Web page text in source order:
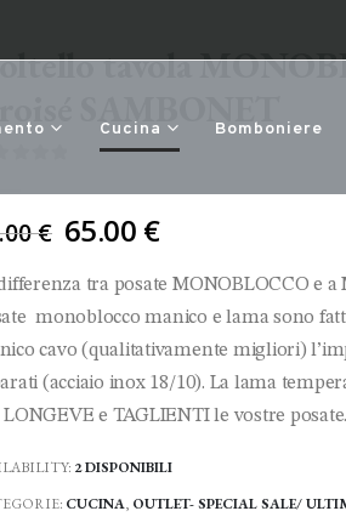
Cucina Bomboniere
tavola
SAMBONET
€ Il
originale
era:
95.00 €.
65.00 €
tra posate MONOBLOCCO e
monoblocco manico e lama sono
cavo (qualitativamente migliori)
(acciaio inox 18/10). La lama
e TAGLIENTI le vostre posate.
2 DISPONIBILI
CUCINA, OUTLET- SPECIAL SALE/